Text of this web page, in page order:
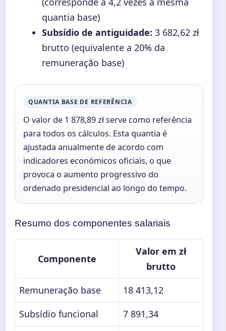
quantia base)
Subsídio de antiguidade: 3 682,62 zł
brutto (equivalente a 20% da
remuneração base)
QUANTIA BASE DE REFERÊNCIA
O valor de 1 878,89 zł serve como referência
para todos os cálculos. Esta quantia é
ajustada anualmente de acordo com
indicadores económicos oficiais, o que
provoca o aumento progressivo do
ordenado presidencial ao longo do tempo.
Resumo dos componentes salariais
Componente
Valor em zł
brutto
Remuneração base
18 413,12
Subsídio funcional
7 891,34